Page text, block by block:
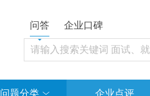
问答 企业口碑
问题分类 企业点评